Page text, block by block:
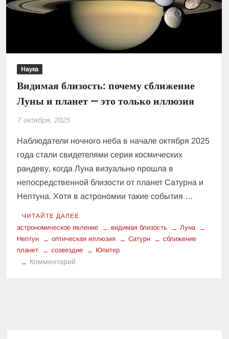
Наука
Видимая близость: почему сближение
Луны и планет — это только иллюзия
7 октября, 2025
Наблюдатели ночного неба в начале октября 2025
года стали свидетелями серии космических
рандеву, когда Луна визуально прошла в
непосредственной близости от планет Сатурна и
Нептуна. Хотя в астрономии такие события …
ЧИТАЙТЕ ДАЛЕЕ
астрономическое явление видимая близость
Луна
Нептун
оптическая иллюзия Сатурн
сближение
планет
созвездие Юпитер
Комментарий